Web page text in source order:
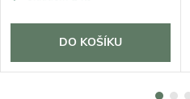
DO KOŠÍKU